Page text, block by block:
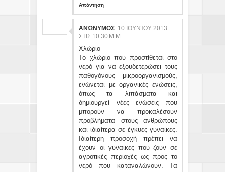
Απάντηση
ΑΝΏΝΥΜΟΣ 10 ΙΟΥΝΊΟΥ 2013
ΣΤΙΣ 10:30 Μ.Μ.
Χλώριο
Το χλώριο που προστίθεται στο
νερό για να εξουδετερώσει τους
παθογόνους μικροοργανισμούς,
ενώνεται με οργανικές ενώσεις,
όπως τα λιπάσματα και
δημιουργεί νέες ενώσεις που
μπορούν να προκαλέσουν
προβλήματα στους ανθρώπους
και ιδιαίτερα σε έγκυες γυναίκες.
Ιδιαίτερη προσοχή πρέπει να
έχουν οι γυναίκες που ζουν σε
αγροτικές περιοχές ως προς το
νερό που καταναλώνουν. Τα